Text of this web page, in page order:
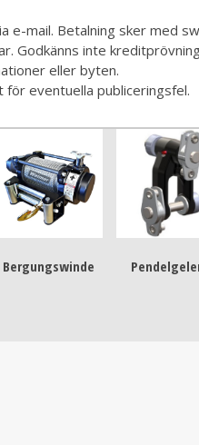
e-mail. Betalning sker med
Godkänns inte
eller byten.
eventuella publiceringsfel.
Bergungswinde